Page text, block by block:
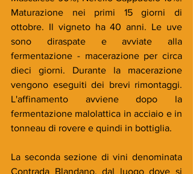
Maturazione nei primi 15 giorni di
ottobre. Il vigneto ha 40 anni. Le uve
sono diraspate e avviate alla
fermentazione - macerazione per circa
dieci giorni. Durante la macerazione
vengono eseguiti dei brevi rimontaggi.
L'affinamento avviene dopo la
fermentazione malolattica in acciaio e in
tonneau di rovere e quindi in bottiglia.
La seconda sezione di vini denominata
Contrada Blandano, dal luogo dove si